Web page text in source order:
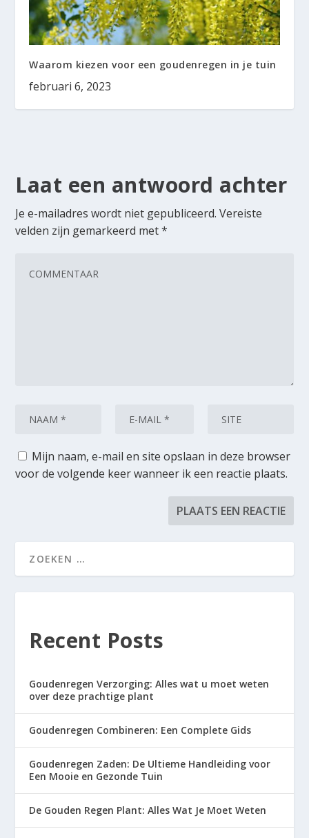
Waarom kiezen voor een goudenregen in je tuin
februari 6, 2023
Laat een antwoord achter
Je e-mailadres wordt niet gepubliceerd. Vereiste
velden zijn gemarkeerd met*
Mijn naam, e-mail en site opslaan in deze browser
voor de volgende keer wanneer ik een reactie plaats.
Recent Posts
Goudenregen Verzorging: Alles wat u moet weten
over deze prachtige plant
Goudenregen Combineren: Een Complete Gids
Goudenregen Zaden: De Ultieme Handleiding voor
Een Mooie en Gezonde Tuin
De Gouden Regen Plant: Alles Wat Je Moet Weten